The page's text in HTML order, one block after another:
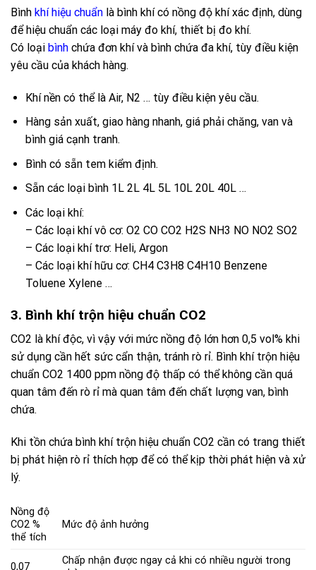
Bình khí hiệu chuẩn là bình khí có nồng độ khí xác định, dùng
để hiệu chuẩn các loại máy đo khí, thiết bị đo khí.
Có loại bình chứa đơn khí và bình chứa đa khí, tùy điều kiện
yêu cầu của khách hàng.
Khí nền có thể là Air, N2 … tùy điều kiện yêu cầu.
Hàng sản xuất, giao hàng nhanh, giá phải chăng, van và
bình giá cạnh tranh.
Bình có sẵn tem kiểm định.
Sẵn các loại bình 1L 2L 4L 5L 10L 20L 40L …
Các loại khí:
– Các loại khí vô cơ: O2 CO CO2 H2S NH3 NO NO2 SO2
– Các loại khí trơ: Heli, Argon
– Các loại khí hữu cơ: CH4 C3H8 C4H10 Benzene
Toluene Xylene …
3. Bình khí trộn hiệu chuẩn CO2
CO2 là khí độc, vì vậy với mức nồng độ lớn hơn 0,5 vol% khi
sử dụng cần hết sức cẩn thận, tránh rò rỉ. Bình khí trộn hiệu
chuẩn CO2 1400 ppm nồng độ thấp có thể không cần quá
quan tâm đến rò rỉ mà quan tâm đến chất lượng van, bình
chứa.
Khi tồn chứa bình khí trộn hiệu chuẩn CO2 cần có trang thiết
bị phát hiện rò rỉ thích hợp để có thể kịp thời phát hiện và xử
lý.
Nồng độ
CO2 %
thể tích
Mức độ ảnh hưởng
0,07
Chấp nhận được ngay cả khi có nhiều người trong